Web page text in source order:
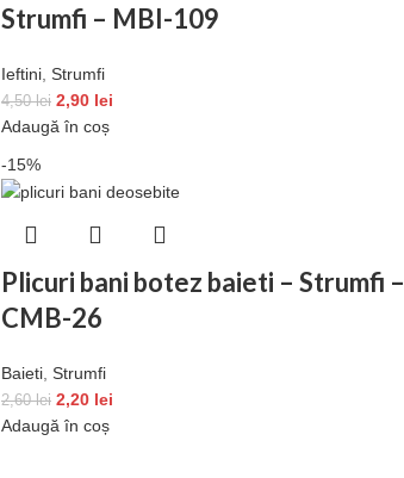
Strumfi – MBI-109
Ieftini Strumfi
4,50lei 2,90 lei
Adaugă în coș
-15%
Plicuri bani botez baieti – Strumfi –
CMB-26
Baieti Strumfi
2,60lei 2,20 lei
Adaugă în coș